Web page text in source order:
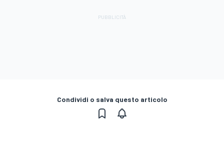
Condividi o salva questo articolo